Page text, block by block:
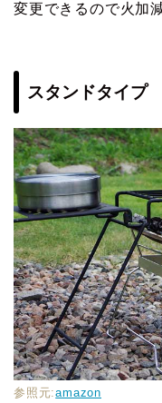
変更できるので火加
スタンドタイプ
参照元:amazon